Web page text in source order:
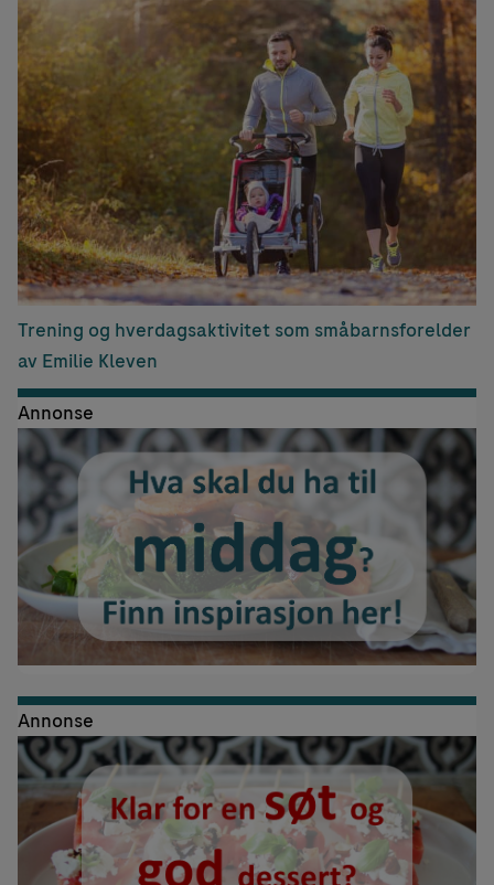
Trening og hverdagsaktivitet som småbarnsforelder
av Emilie Kleven
Annonse
Annonse